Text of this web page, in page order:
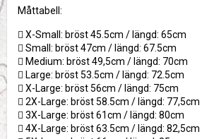
Måttabell:
 X-Small: bröst 45.5cm / längd: 65cm
 Small: bröst 47cm / längd: 67.5cm
 Medium: bröst 49,5cm / längd: 70cm
 Large: bröst 53.5cm / längd: 72.5cm
 X-Large: bröst 56cm / längd: 75cm
 2X-Large: bröst 58.5cm / längd: 77,5cm
 3X-Large: bröst 61cm / längd: 80cm
 4X-Large: bröst 63.5cm / längd: 82,5cm